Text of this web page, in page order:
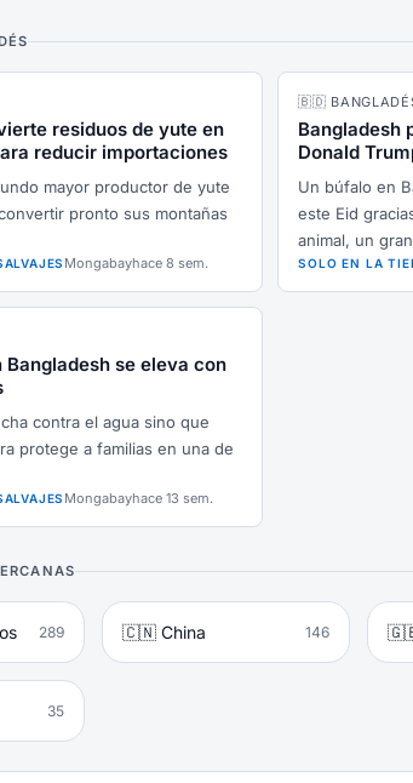
residuos de yute en
reducir importaciones
mayor productor de yute
pronto sus montañas
Mongabayhace 8 sem.
🇧🇩
Bangladesh
Donald
Un búfalo en
este Eid
animal, un
SOLO EN LA
Bangladesh se eleva con
contra el agua sino que
protege a familias en una de
Mongabayhace 13 sem.
289 🇨🇳 China 146 🇬🇧
35